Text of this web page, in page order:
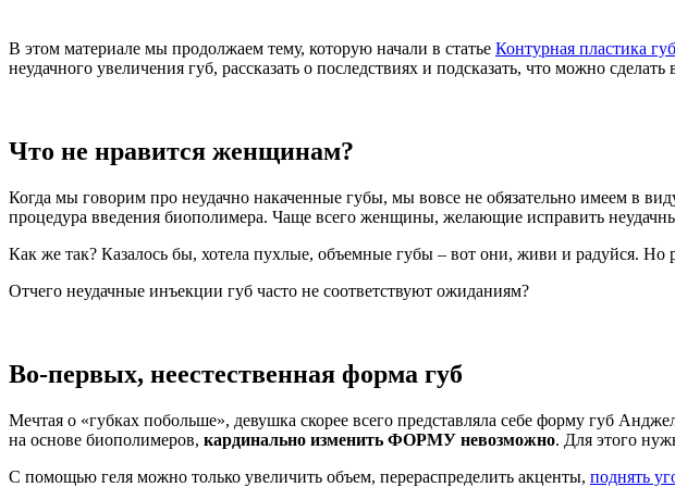
В этом материале мы продолжаем тему, которую начали в статье Контурная пластика
неудачного увеличения губ, рассказать о последствиях и подсказать, что можно
Что не нравится женщинам?
Когда мы говорим про неудачно накаченные губы, мы вовсе не обязательно имеем в
процедура введения биополимера. Чаще всего женщины, желающие исправить
Как же так? Казалось бы, хотела пухлые, объемные губы – вот они, живи и радуйся. Но
Отчего неудачные инъекции губ часто не соответствуют ожиданиям?
Во-первых, неестественная форма губ
Мечтая о «губках побольше», девушка скорее всего представляла себе форму губ
на основе биополимеров, кардинально изменить ФОРМУ невозможно. Для этого
С помощью геля можно только увеличить объем, перераспределить акценты, поднять